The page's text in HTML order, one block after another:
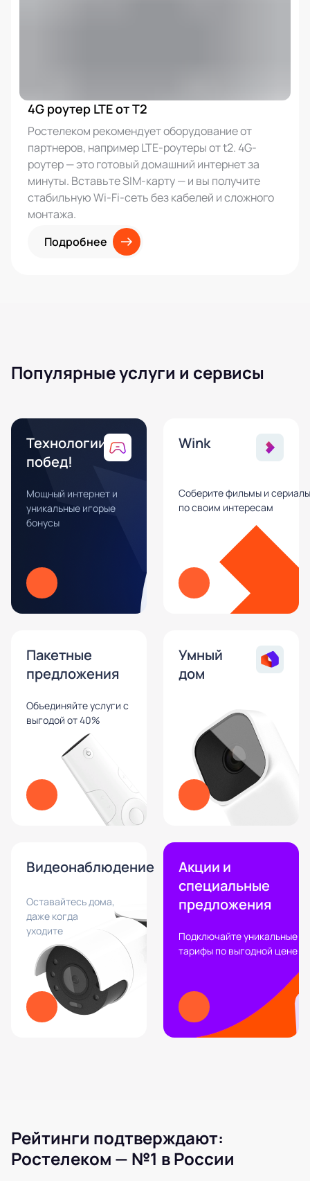
4G роутер LTE от T2
Ростелеком рекомендует оборудование от
партнеров, например LTE-роутеры от t2. 4G-
роутер — это готовый домашний интернет за
минуты. Вставьте SIM-карту — и вы получите
стабильную Wi-Fi-сеть без кабелей и сложного
монтажа.
Подробнее
Популярные услуги и сервисы
Технологии
побед!
Мощный интернет и
уникальные игорые
бонусы
Wink
Соберите фильмы и сериалы
по своим интересам
Пакетные
предложения
Объединяйте услуги с
выгодой от 40%
Умный
дом
Видеонаблюдение
Оставайтесь дома,
даже когда
уходите
Акции и
специальные
предложения
Подключайте уникальные
тарифы по выгодной цене
Рейтинги подтверждают:
Ростелеком — №1 в России